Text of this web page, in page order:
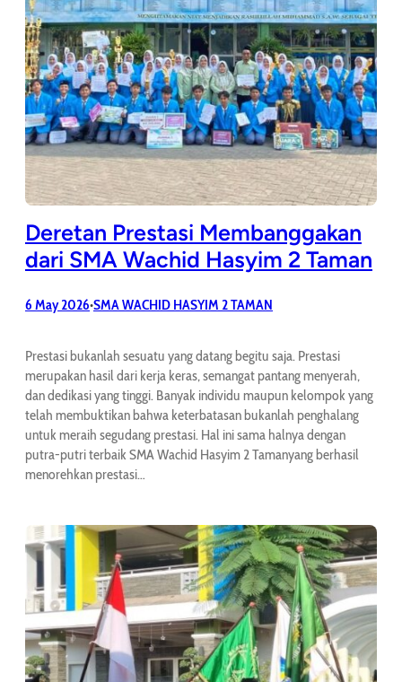
Deretan Prestasi Membanggakan
dari SMA Wachid Hasyim 2 Taman
6 May 2026•SMA WACHID HASYIM 2 TAMAN
Prestasi bukanlah sesuatu yang datang begitu saja. Prestasi
merupakan hasil dari kerja keras, semangat pantang menyerah,
dan dedikasi yang tinggi. Banyak individu maupun kelompok yang
telah membuktikan bahwa keterbatasan bukanlah penghalang
untuk meraih segudang prestasi. Hal ini sama halnya dengan
putra-putri terbaik SMA Wachid Hasyim 2 Tamanyang berhasil
menorehkan prestasi…